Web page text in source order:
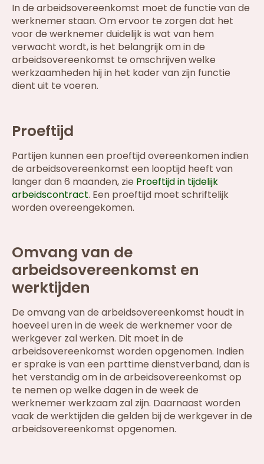
In de arbeidsovereenkomst moet de functie van de
werknemer staan. Om ervoor te zorgen dat het
voor de werknemer duidelijk is wat van hem
verwacht wordt, is het belangrijk om in de
arbeidsovereenkomst te omschrijven welke
werkzaamheden hij in het kader van zijn functie
dient uit te voeren.
Proeftijd
Partijen kunnen een proeftijd overeenkomen indien
de arbeidsovereenkomst een looptijd heeft van
langer dan 6 maanden, zie Proeftijd in tijdelijk
arbeidscontract. Een proeftijd moet schriftelijk
worden overeengekomen.
Omvang van de
arbeidsovereenkomst en
werktijden
De omvang van de arbeidsovereenkomst houdt in
hoeveel uren in de week de werknemer voor de
werkgever zal werken. Dit moet in de
arbeidsovereenkomst worden opgenomen. Indien
er sprake is van een parttime dienstverband, dan is
het verstandig om in de arbeidsovereenkomst op
te nemen op welke dagen in de week de
werknemer werkzaam zal zijn. Daarnaast worden
vaak de werktijden die gelden bij de werkgever in de
arbeidsovereenkomst opgenomen.